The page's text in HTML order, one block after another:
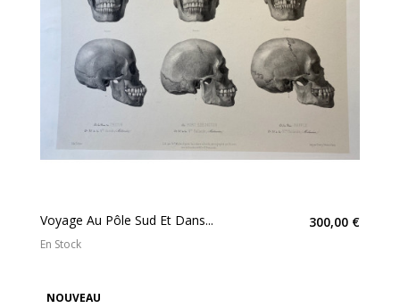
Voyage Au Pôle Sud Et Dans... 300,00 €
En Stock
NOUVEAU